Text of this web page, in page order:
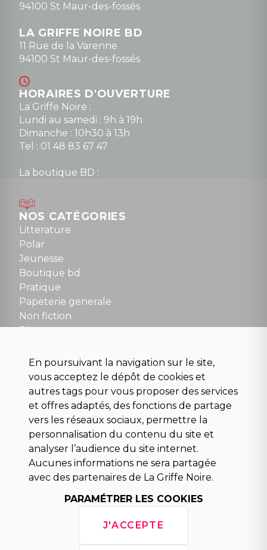
94100 St Maur-des-fossés
LA GRIFFE NOIRE BD
11 Rue de la Varenne
94100 St Maur-des-fossés
HORAIRES D'OUVERTURE
La Griffe Noire :
Lundi au samedi : 9h à 19h
Dimanche : 10h30 à 13h
Tel : 01 48 83 67 47
La boutique BD :
Mardi au samedi : 10h à 13h / 14h à 19h
Dimanche : 10h30 à 12h30
Tel : 01 48 89 13 88
NOUS CONTACTER
contact@la-griffe-noire.com
NOS CATÉGORIES
Litterature
Polar
Jeunesse
Boutique bd
Pratique
Papeterie generale
Non fiction
Divers
Beaux livres et art
Para scolaire
Histoire
Pochoteque
Pleiade
INFORMATIONS
Droit de rétractation
Conditions générales de vente
Horaires d'ouverture
En poursuivant la navigation sur le site,
vous acceptez le dépôt de cookies et
autres tags pour vous proposer des services
et offres adaptés, des fonctions de partage
vers les réseaux sociaux, permettre la
personnalisation du contenu du site et
analyser l’audience du site internet.
Aucunes informations ne sera partagée
avec des partenaires de La Griffe Noire.
PARAMÉTRER LES COOKIES
J'ACCEPTE